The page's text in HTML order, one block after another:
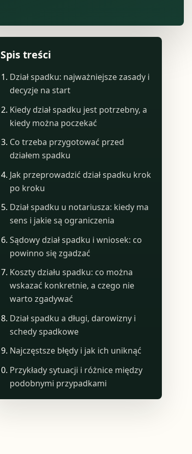
Spis treści
Dział spadku: najważniejsze zasady i
decyzje na start
Kiedy dział spadku jest potrzebny, a
kiedy można poczekać
Co trzeba przygotować przed
działem spadku
Jak przeprowadzić dział spadku krok
po kroku
Dział spadku u notariusza: kiedy ma
sens i jakie są ograniczenia
Sądowy dział spadku i wniosek: co
powinno się zgadzać
Koszty działu spadku: co można
wskazać konkretnie, a czego nie
warto zgadywać
Dział spadku a długi, darowizny i
schedy spadkowe
Najczęstsze błędy i jak ich uniknąć
Przykłady sytuacji i różnice między
podobnymi przypadkami